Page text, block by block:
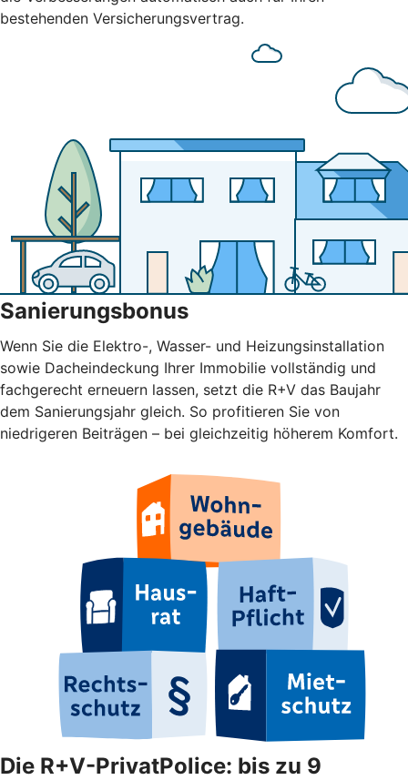
bestehenden Versicherungsvertrag.
Sanierungsbonus
Wenn Sie die Elektro-, Wasser- und Heizungsinstallation
sowie Dacheindeckung Ihrer Immobilie vollständig und
fachgerecht erneuern lassen, setzt die R+V das Baujahr
dem Sanierungsjahr gleich. So profitieren Sie von
niedrigeren Beiträgen – bei gleichzeitig höherem Komfort.
Die R+V-PrivatPolice: bis zu 9